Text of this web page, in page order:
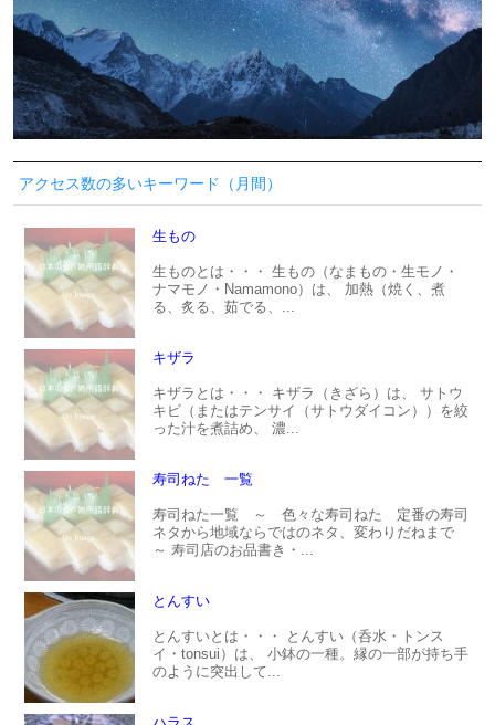
アクセス数の多いキーワード（月間）
生もの
生ものとは・・・ 生もの（なまもの・生モノ・
ナマモノ・Namamono）は、 加熱（焼く、煮
る、炙る、茹でる、...
キザラ
キザラとは・・・ キザラ（きざら）は、 サトウ
キビ（またはテンサイ（サトウダイコン））を絞
った汁を煮詰め、 濃...
寿司ねた 一覧
寿司ねた一覧 ～ 色々な寿司ねた 定番の寿司
ネタから地域ならではのネタ、変わりだねまで
～ 寿司店のお品書き・...
とんすい
とんすいとは・・・ とんすい（呑水・トンス
イ・tonsui）は、 小鉢の一種。縁の一部が持ち手
のように突出して...